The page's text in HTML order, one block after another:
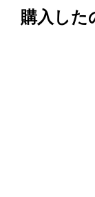
購入した